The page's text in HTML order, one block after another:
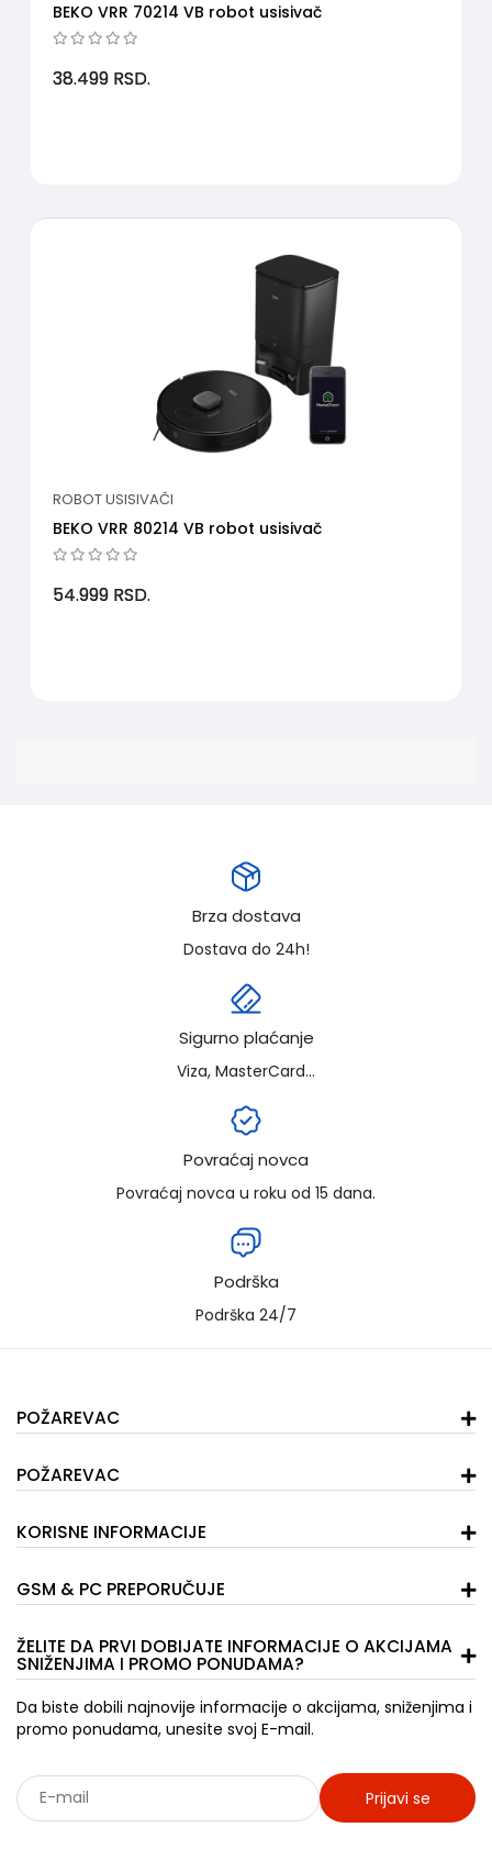
BEKO VRR 70214 VB robot usisivač
38.499 RSD.
ROBOT USISIVAČI
BEKO VRR 80214 VB robot usisivač
54.999 RSD.
Brza dostava
Dostava do 24h!
Sigurno plaćanje
Viza, MasterCard...
Povraćaj novca
Povraćaj novca u roku od 15 dana.
Podrška
Podrška 24/7
POŽAREVAC
POŽAREVAC
KORISNE INFORMACIJE
GSM & PC PREPORUČUJE
ŽELITE DA PRVI DOBIJATE INFORMACIJE O AKCIJAMA
SNIŽENJIMA I PROMO PONUDAMA?
Da biste dobili najnovije informacije o akcijama, sniženjima i
promo ponudama, unesite svoj E-mail.
Prijavi se